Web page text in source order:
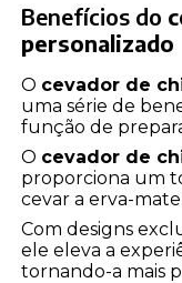
Benefícios do
personalizado
O cevador de
uma série de
função de
O cevador de
proporciona um
cevar a erva-mate.
Com designs
ele eleva a
tornando-a mais